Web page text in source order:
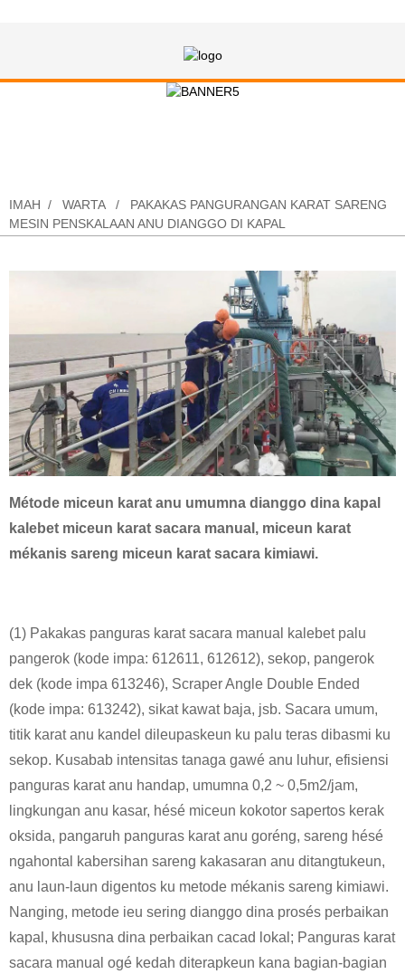
Pakakas Pangurangan Karat sareng
IMAH WARTA
PAKAKAS PANGURANGAN KARAT SARENG
MESIN PENSKALAAN ANU DIANGGO DI KAPAL
Métode miceun karat anu umumna dianggo dina kapal
kalebet miceun karat sacara manual, miceun karat
mékanis sareng miceun karat sacara kimiawi.
(1) Pakakas panguras karat sacara manual kalebet palu
pangerok (kode impa: 612611, 612612), sekop, pangerok
dek (kode impa 613246), Scraper Angle Double Ended
(kode impa: 613242), sikat kawat baja, jsb. Sacara umum,
titik karat anu kandel dileupaskeun ku palu teras dibasmi ku
sekop. Kusabab intensitas tanaga gawé anu luhur, efisiensi
panguras karat anu handap, umumna 0,2 ~ 0,5m2/jam,
lingkungan anu kasar, hésé miceun kokotor sapertos kerak
oksida, pangaruh panguras karat anu goréng, sareng hésé
ngahontal kabersihan sareng kakasaran anu ditangtukeun,
anu laun-laun digentos ku metode mékanis sareng kimiawi.
Nanging, metode ieu sering dianggo dina prosés perbaikan
kapal, khususna dina perbaikan cacad lokal; Panguras karat
sacara manual ogé kedah diterapkeun kana bagian-bagian